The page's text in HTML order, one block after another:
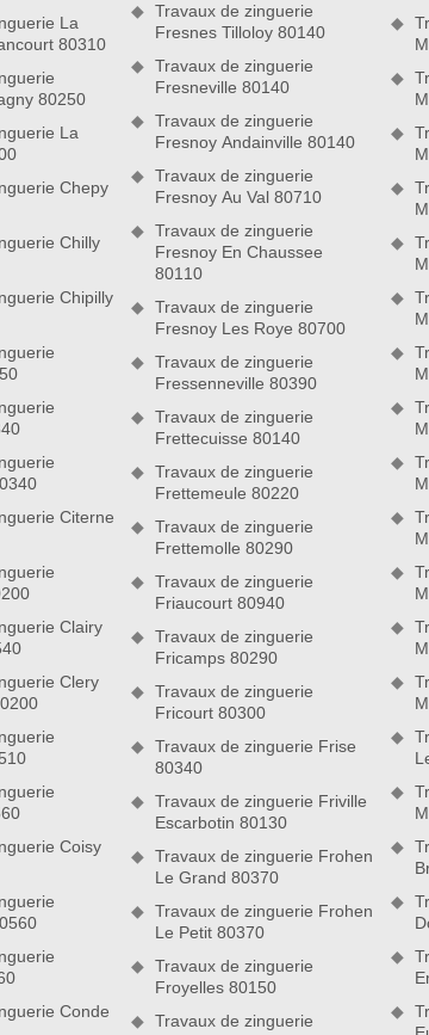
professionnelle est un savoir-faire très primordial.
intelligemment toute les difficultés qui pourraient
qui est un très bon couvreur zingueur. Nous
de notre formation ainsi que durant nos
la parfaite exécution de votre projet, alors,
de zinguerie de qualité
de zinguerie, il faut se le dire ! En effet, il
la perfection les outils de travail afin de réussir toutes
entreprise de zinguerie expérimentée, nous
assurer la bonne marche de vos travaux. Grâce à nos
des problèmes d’humidité, mais aussi
couverture Nord Artois
Nord Artois suggère également comme prestations
de gouttières, la peinture sur toiture, le nettoyage
la recherche fuite de toiture. Bien sûr, nous
N’hésitez pas à nous contacter et à nous
sachant que nous pouvons intervenir dans le 80
aux normes
La
80310
80250
La
Chepy
Chilly
Chipilly
Citerne
Clairy
Clery
Coisy
Conde
Travaux de zinguerie
Fresnes Tilloloy 80140
Travaux de zinguerie
Fresneville 80140
Travaux de zinguerie
Fresnoy Andainville 80140
Travaux de zinguerie
Fresnoy Au Val 80710
Travaux de zinguerie
Fresnoy En Chaussee
80110
Travaux de zinguerie
Fresnoy Les Roye 80700
Travaux de zinguerie
Fressenneville 80390
Travaux de zinguerie
Frettecuisse 80140
Travaux de zinguerie
Frettemeule 80220
Travaux de zinguerie
Frettemolle 80290
Travaux de zinguerie
Friaucourt 80940
Travaux de zinguerie
Fricamps 80290
Travaux de zinguerie
Fricourt 80300
Travaux de zinguerie Frise
80340
Travaux de zinguerie Friville
Escarbotin 80130
Travaux de zinguerie Frohen
Le Grand 80370
Travaux de zinguerie Frohen
Le Petit 80370
Travaux de zinguerie
Froyelles 80150
Travaux de zinguerie